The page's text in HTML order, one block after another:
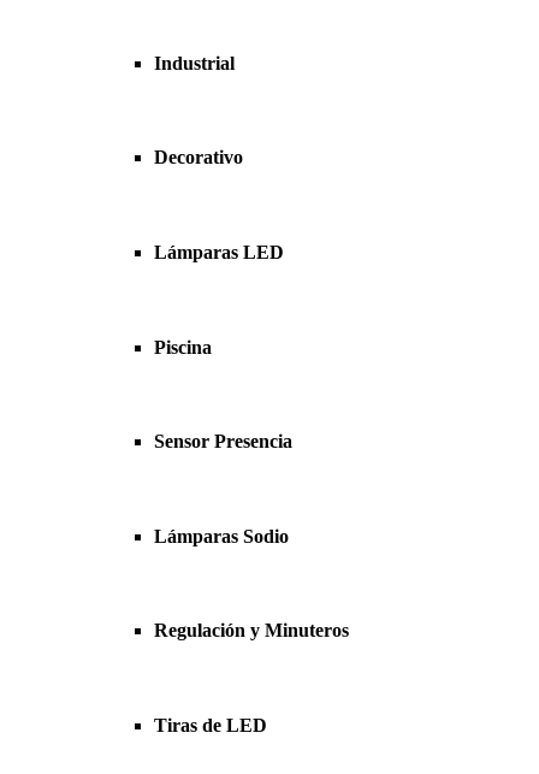
Industrial
Decorativo
Lámparas LED
Piscina
Sensor Presencia
Lámparas Sodio
Regulación y Minuteros
Tiras de LED